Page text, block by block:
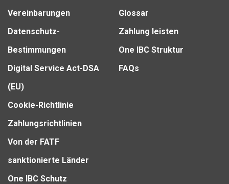
Vereinbarungen
Datenschutz-
Bestimmungen
Digital Service Act-DSA
(EU)
Cookie-Richtlinie
Zahlungsrichtlinien
Von der FATF
sanktionierte Länder
One IBC Schutz
Glossar
Zahlung leisten
One IBC Struktur
FAQs